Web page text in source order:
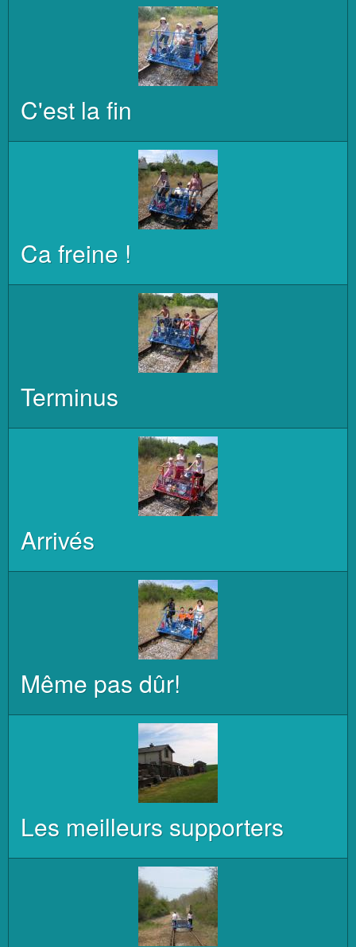
C'est la fin
Ca freine !
Terminus
Arrivés
Même pas dûr!
Les meilleurs supporters